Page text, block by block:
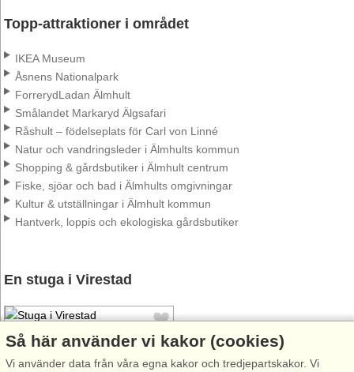
Topp-attraktioner i området
IKEA Museum
Åsnens Nationalpark
ForrerydLadan Älmhult
Smålandet Markaryd Älgsafari
Råshult – födelseplats för Carl von Linné
Natur och vandringsleder i Älmhults kommun
Shopping & gårdsbutiker i Älmhult centrum
Fiske, sjöar och bad i Älmhults omgivningar
Kultur & utställningar i Älmhult kommun
Hantverk, loppis och ekologiska gårdsbutiker
En stuga i Virestad
Så här använder vi kakor (cookies)
Vi använder data från våra egna kakor och tredjepartskakor. Vi